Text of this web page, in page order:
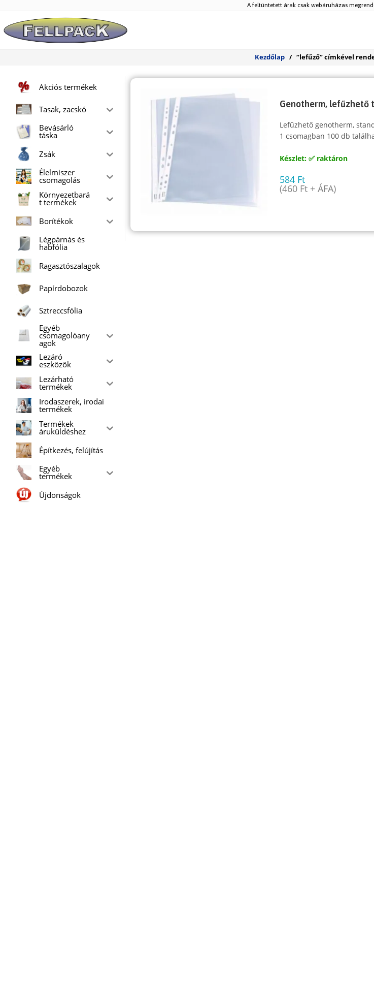
content
A feltüntetett árak csak webáruházas
Kezdőlap / “lefűző” címkével
Genotherm, lefűzhető
Lefűzhető genotherm,
1 csomagban 100 db
Készlet: ✅ raktáron
584 Ft
(460 Ft + ÁFA)
Akciós termékek
Tasak, zacskó
Bevásárló
táska
Zsák
Élelmiszer
csomagolás
Környezetbará
t termékek
Borítékok
Légpárnás és
habfólia
Ragasztószalagok
Papírdobozok
Sztreccsfólia
Egyéb
csomagolóany
agok
Lezáró
eszközök
Lezárható
termékek
Irodaszerek, irodai
termékek
Termékek
áruküldéshez
Építkezés, felújítás
Egyéb
termékek
Újdonságok